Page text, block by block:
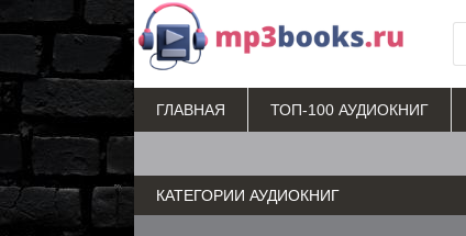
КАТЕГОРИИ АУДИОКНИГ
ГЛАВНАЯ ТОП-100 АУДИОКНИГ